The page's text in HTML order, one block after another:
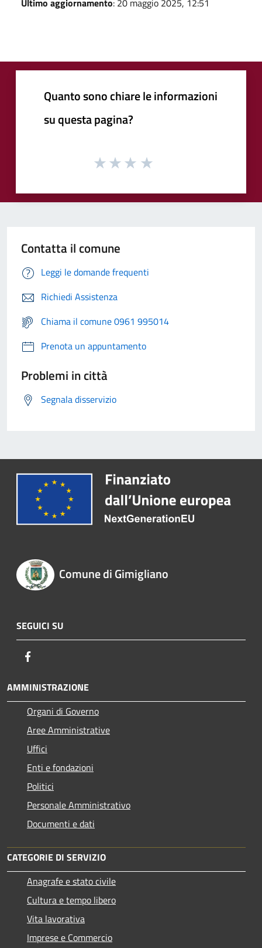
Quanto sono chiare le informazioni
su questa pagina?
Contatta il comune
Leggi le domande frequenti
Richiedi Assistenza
Chiama il comune 0961 995014
Prenota un appuntamento
Problemi in città
Segnala disservizio
Comune di Gimigliano
SEGUICI SU
AMMINISTRAZIONE
Organi di Governo
Aree Amministrative
Uffici
Enti e fondazioni
Politici
Personale Amministrativo
Documenti e dati
CATEGORIE DI SERVIZIO
Anagrafe e stato civile
Cultura e tempo libero
Vita lavorativa
Imprese e Commercio